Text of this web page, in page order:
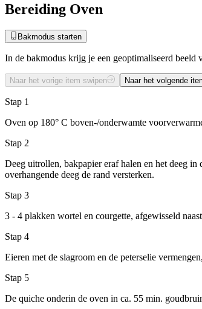
Bereiding Oven
Bakmodus starten
In de bakmodus krijg je een geoptimaliseerd beeld
Naar het vorige item swipen Naar het volgende
Stap 1
Oven op 180° C boven-/onderwamte
Stap 2
Deeg uitrollen, bakpapier eraf halen en het deeg
overhangende deeg de rand versterken.
Stap 3
3 - 4 plakken wortel en courgette, afgewisseld
Stap 4
Eieren met de slagroom en de peterselie
Stap 5
De quiche onderin de oven in ca. 55 min.